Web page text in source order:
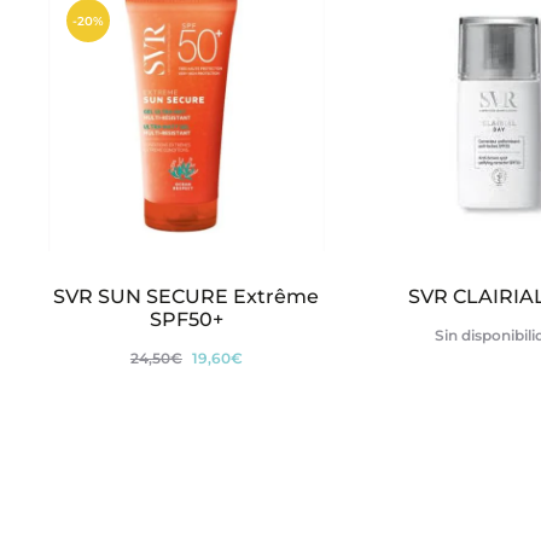
-20%
SVR SUN SECURE Extrême
SPF50+
24,50€ El
19,60€El
SVR
Sin